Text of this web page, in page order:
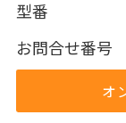
型番
お問合せ番号
オ